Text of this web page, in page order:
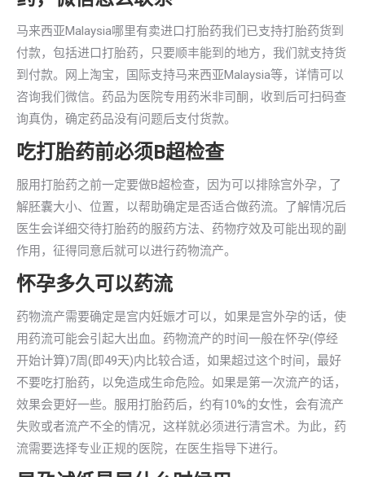
马来西亚Malaysia哪里有卖进口打胎药我们已支持打胎药货到
付款，包括进口打胎药，只要顺丰能到的地方，我们就支持货
到付款。网上淘宝，国际支持马来西亚Malaysia等，详情可以
咨询我们微信。药品为医院专用药米非司酮，收到后可扫码查
询真伪，确定药品没有问题后支付货款。
吃打胎药前必须B超检查
服用打胎药之前一定要做B超检查，因为可以排除宫外孕，了
解胚囊大小、位置，以帮助确定是否适合做药流。了解情况后
医生会详细交待打胎药的服药方法、药物疗效及可能出现的副
作用，征得同意后就可以进行药物流产。
怀孕多久可以药流
药物流产需要确定是宫内妊娠才可以，如果是宫外孕的话，使
用药流可能会引起大出血。药物流产的时间一般在怀孕(停经
开始计算)7周(即49天)内比较合适，如果超过这个时间，最好
不要吃打胎药，以免造成生命危险。如果是第一次流产的话，
效果会更好一些。服用打胎药后，约有10%的女性，会有流产
失败或者流产不全的情况，这样就必须进行清宫术。为此，药
流需要选择专业正规的医院，在医生指导下进行。